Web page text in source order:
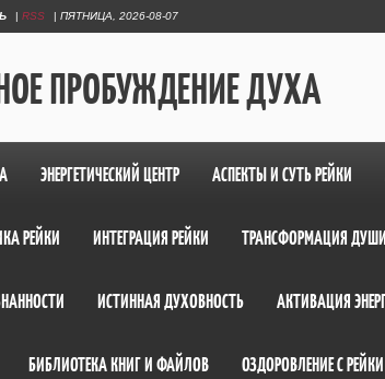
| RSS | ПЯТНИЦА, 2026-08-07
ПРОБУЖДЕНИЕ ДУХА
ЭНЕРГЕТИЧЕСКИЙ ЦЕНТР АСПЕКТЫ И СУТЬ РЕЙКИ
РЕЙКИ ИНТЕГРАЦИЯ РЕЙКИ ТРАНСФОРМАЦИЯ ДУШИ
ИСТИННАЯ ДУХОВНОСТЬ АКТИВАЦИЯ
БИБЛИОТЕКА КНИГ И ФАЙЛОВ ОЗДОРОВЛЕНИЕ С РЕЙКИ